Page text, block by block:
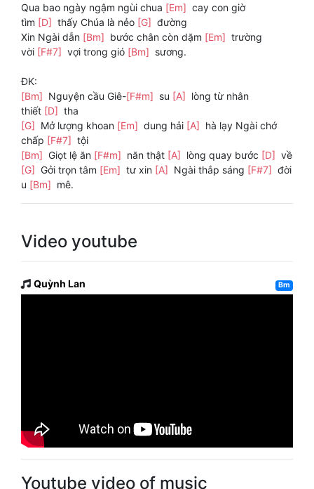
Qua bao ngày ngậm ngùi chua [Em] cay con giờ
tìm [D] thấy Chúa là nẻo [G] đường
Xin Ngài dẫn [Bm] bước chân còn dặm [Em] trường
vời [F#7] vợi trong gió [Bm] sương.
ĐK:
[Bm] Nguyện cầu Giê-[F#m] su [A] lòng từ nhân
thiết [D] tha
[G] Mở lượng khoan [Em] dung hải [A] hà lạy Ngài chớ
chấp [F#7] tội
[Bm] Giọt lệ ăn [F#m] năn thật [A] lòng quay bước [D] về
[G] Gởi trọn tâm [Em] tư xin [A] Ngài thắp sáng [F#7] đời
u [Bm] mê.
Video youtube
Quỳnh Lan Bm
Youtube video of music